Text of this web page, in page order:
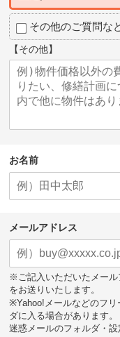
その他のご質問な
【その他】
お名前
メールアドレス
※ご記入いただいたメー
をお送りいたします。
※Yahoo!メールなどのフ
ダに入る場合があります。
迷惑メールのフォルダ・設